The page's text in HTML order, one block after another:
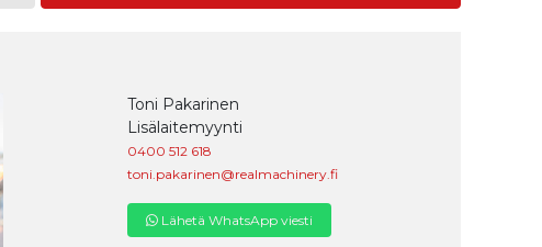
Toni Pakarinen
Lisälaitemyynti
0400 512 618
toni.pakarinen@realmachinery.fi
Lähetä WhatsApp viesti